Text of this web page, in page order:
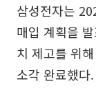
삼성전자는
매입 계획을
치 제고를 위
소각 완료했다.